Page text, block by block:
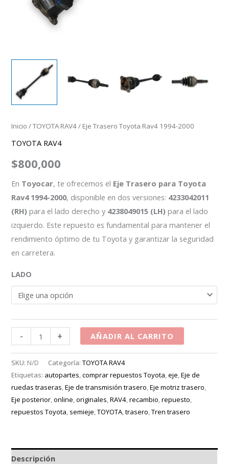
Inicio /TOYOTA RAV4/ Eje Trasero Toyota Rav4 1994-2000
TOYOTA RAV4
$800,000
En Toyocar, te ofrecemos el Eje Trasero para Toyota
Rav4 1994-2000, disponible en dos versiones: 4233042011
(RH) para el lado derecho y 4238049015 (LH) para el lado
izquierdo. Este repuesto es fundamental para mantener el
rendimiento óptimo de tu Toyota y garantizar la seguridad
en carretera.
LADO
- + AÑADIR AL CARRITO
SKU: N/D Categoría:TOYOTA RAV4
Etiquetas: autopartes,comprar repuestos Toyota,eje,Eje de
ruedas traseras,Eje de transmisión trasero,Eje motriz trasero,
Eje posterior,online,originales,RAV4,recambio,repuesto,
repuestos Toyota, semieje,TOYOTA,trasero,Tren trasero
Descripción